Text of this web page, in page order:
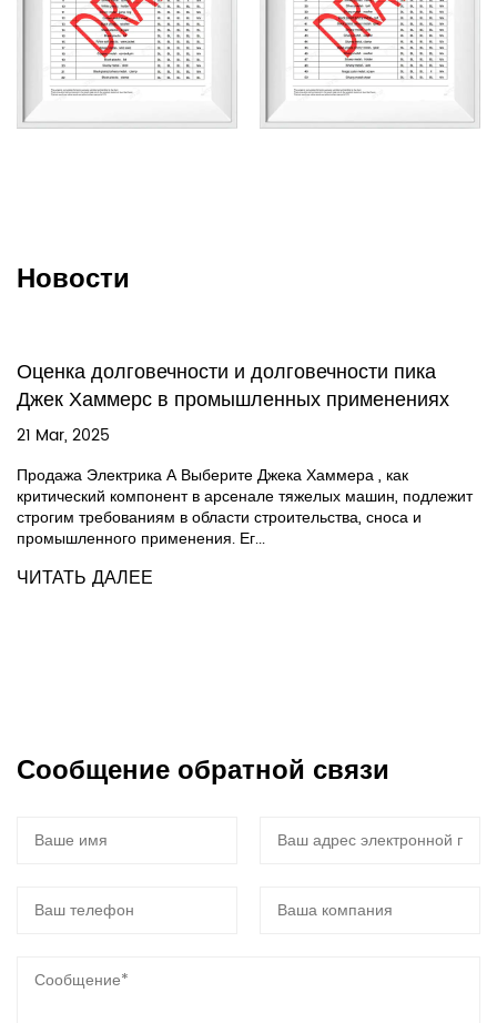
больше повышают гибкость и эффективность
работы. Кроме того, продукт также обладает
характеристиками портативности, долговечности,
надежности и безопасности и подходит для
безопасности и индивидуальной защиты и следуйте
Новости
Оценка долговечности и долговечности пика
Джек Хаммерс в промышленных применениях
21 Mar, 2025
Продажа Электрика А Выберите Джека Хаммера , как
критический компонент в арсенале тяжелых машин, подлежит
строгим требованиям в области строительства, сноса и
промышленного применения. Ег...
ЧИТАТЬ ДАЛЕЕ
Сообщение обратной связи